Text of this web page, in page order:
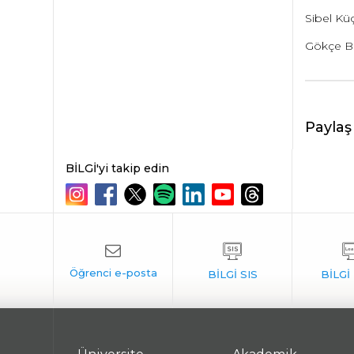
Sibel
Gökçe
Paylaş
BİLGİ'yi takip edin